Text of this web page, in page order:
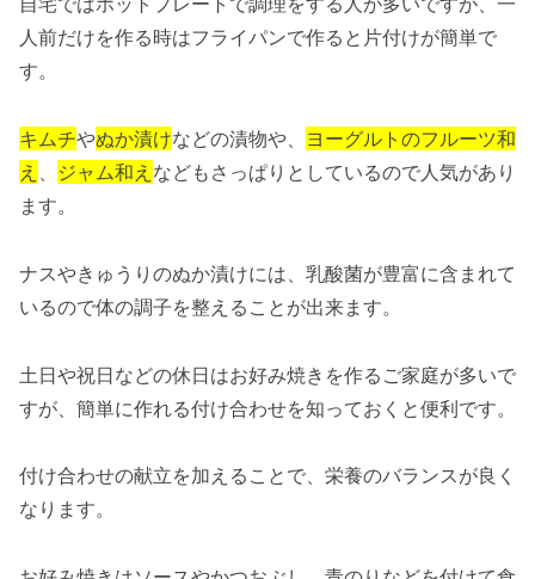
人前だけを作る時はフライパンで作ると片付けが簡単で
す。
キムチやぬか漬けなどの漬物や、 ヨーグルトのフルーツ和
え
ジャム和え などもさっぱりとしているので人気があり
ます。
ナスやきゅうりのぬか漬けには、乳酸菌が豊富に含まれて
いるので体の調子を整えることが出来ます。
土日や祝日などの休日はお好み焼きを作るご家庭が多いで
すが、簡単に作れる付け合わせを知っておくと便利です。
付け合わせの献立を加えることで、栄養のバランスが良く
なります。